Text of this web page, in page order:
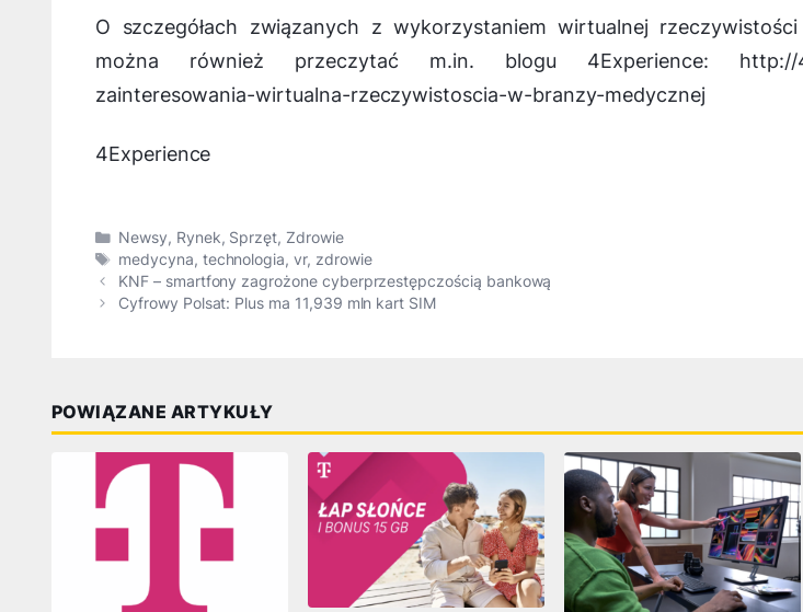
O szczegółach związanych z wykorzystaniem wirtualnej
można również przeczytać m.in. blogu 4Experience: http://
zainteresowania-wirtualna-rzeczywistoscia-w-branzy-medycznej
4Experience
Kategorie
Newsy, Rynek, Sprzęt, Zdrowie
Tagi
medycyna, technologia,vr, zdrowie
KNF – smartfony zagrożone cyberprzestępczością bankową
Cyfrowy Polsat: Plus ma 11,939 mln kart SIM
POWIĄZANE ARTYKUŁY